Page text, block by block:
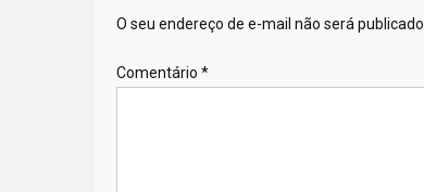
O seu endereço de e-mail não será publicado.
Comentário *